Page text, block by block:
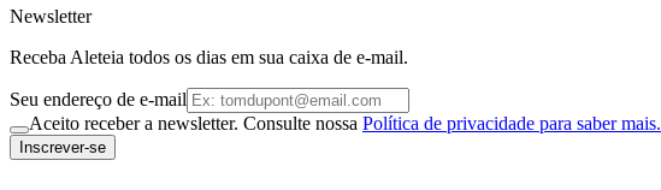
Newsletter
Receba Aleteia todos os dias em sua caixa de e-mail.
Seu endereço de e-mail
Aceito receber a newsletter. Consulte nossa Política de privacidade para saber mais.
Inscrever-se